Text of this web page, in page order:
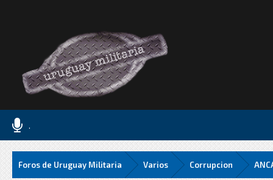
.
Foros de Uruguay Militaria Varios Corrupcion